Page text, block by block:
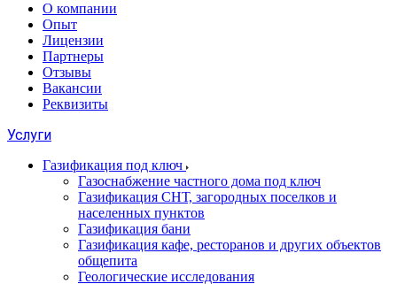
О компании
Опыт
Лицензии
Партнеры
Отзывы
Вакансии
Реквизиты
Услуги
Газификация под ключ
Газоснабжение частного дома под ключ
Газификация СНТ, загородных поселков и
населенных пунктов
Газификация бани
Газификация кафе, ресторанов и других объектов
общепита
Геологические исследования